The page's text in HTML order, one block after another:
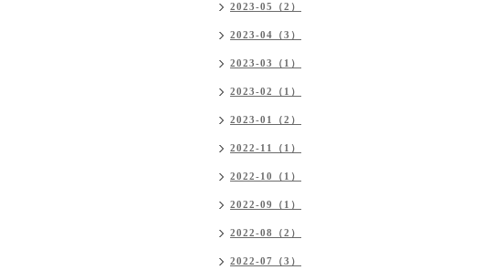
2023-05（2）
2023-04（3）
2023-03（1）
2023-02（1）
2023-01（2）
2022-11（1）
2022-10（1）
2022-09（1）
2022-08（2）
2022-07（3）